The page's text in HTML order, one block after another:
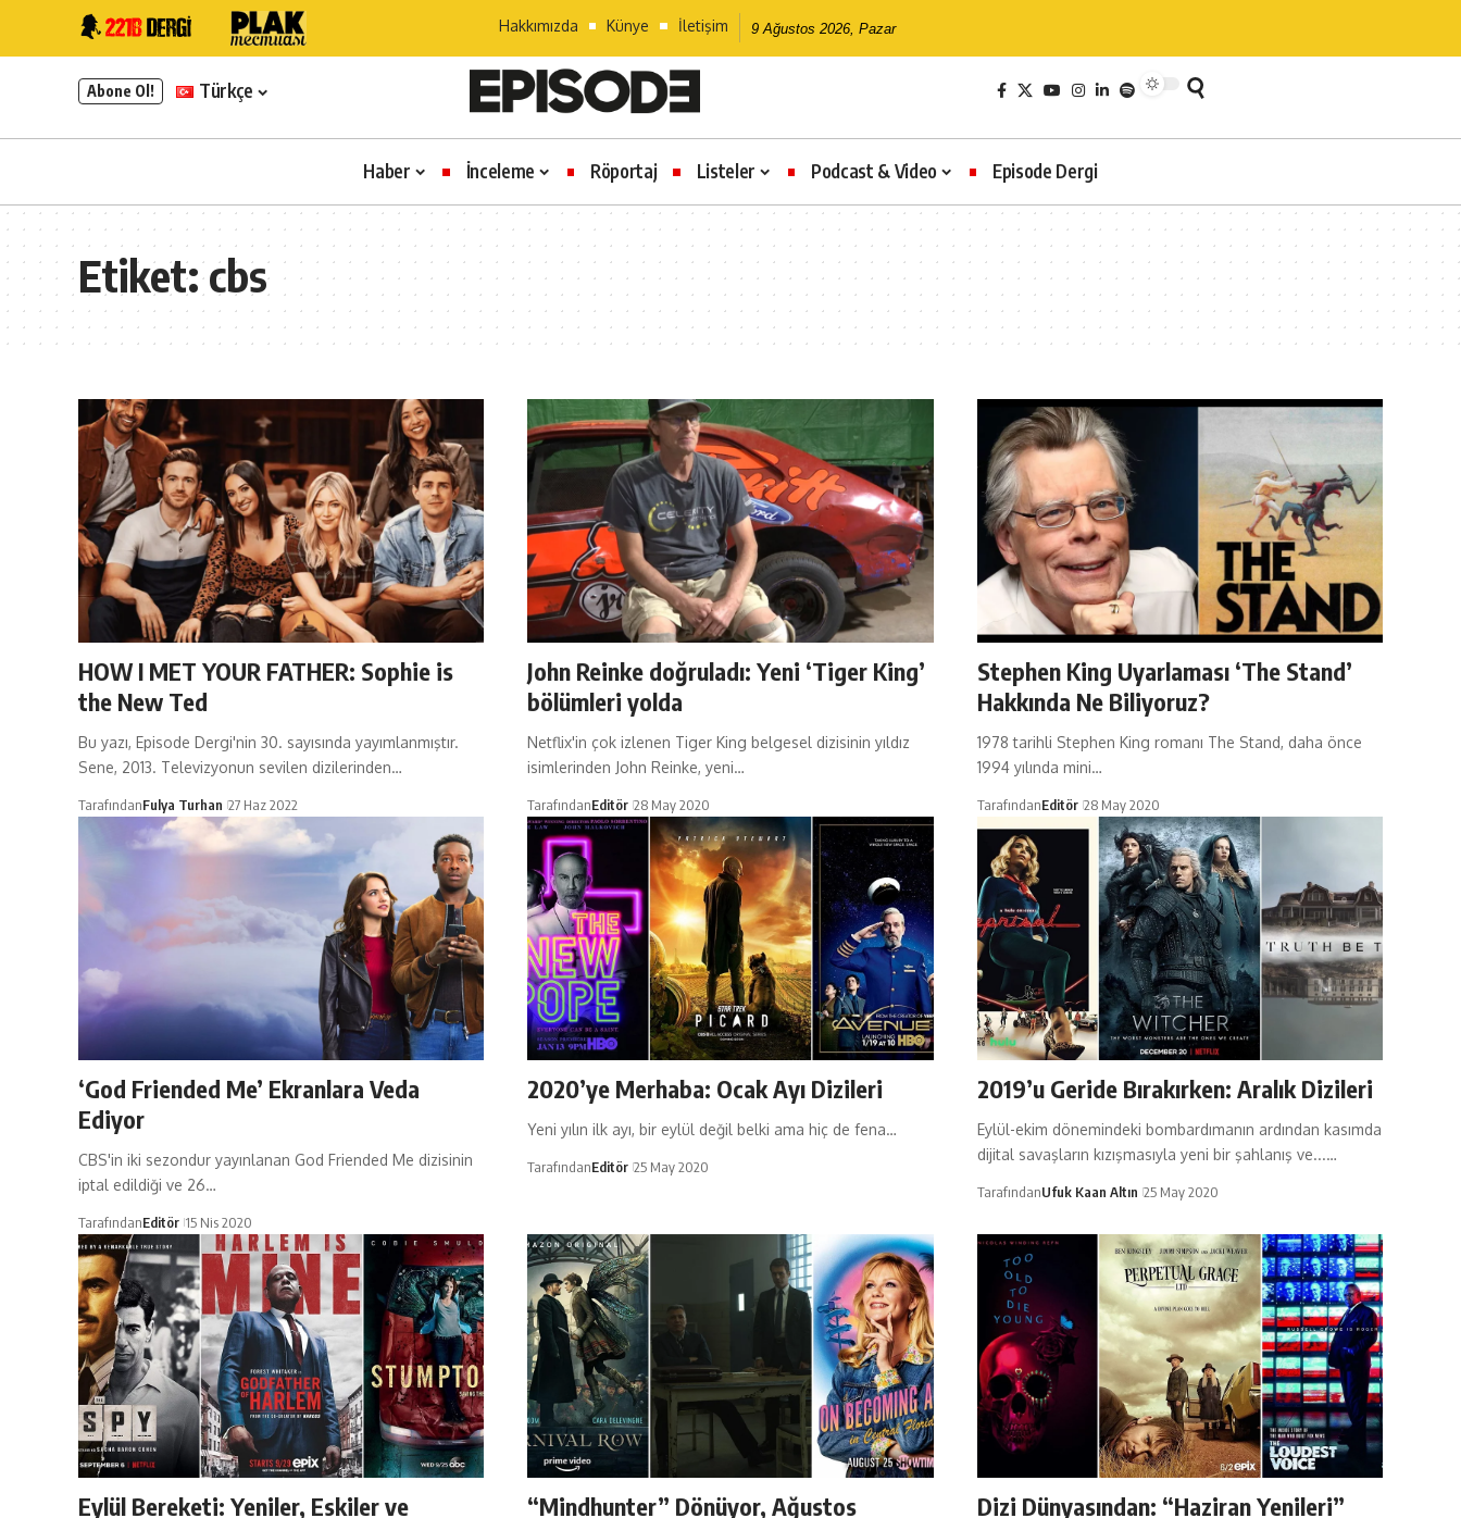
Hakkımızda Künye İletişim 9 Ağustos 2026, Pazar
Abone Ol! Türkçe
Haber İnceleme Röportaj Listeler Podcast & Video Episode Dergi
Etiket:cbs
HOW I MET YOUR FATHER: Sophie is
the New Ted
Bu yazı, Episode Dergi'nin 30. sayısında yayımlanmıştır.
Sene, 2013. Televizyonun sevilen dizilerinden…
TarafındanFulya Turhan 27 Haz 2022
John Reinke doğruladı: Yeni ‘Tiger King’
bölümleri yolda
Netflix'in çok izlenen Tiger King belgesel dizisinin yıldız
isimlerinden John Reinke, yeni…
TarafındanEditör 28 May 2020
Stephen King Uyarlaması ‘The Stand’
Hakkında Ne Biliyoruz?
1978 tarihli Stephen King romanı The Stand, daha önce
1994 yılında mini…
TarafındanEditör 28 May 2020
‘God Friended Me’ Ekranlara Veda
Ediyor
CBS'in iki sezondur yayınlanan God Friended Me dizisinin
iptal edildiği ve 26…
TarafındanEditör 15 Nis 2020
2020’ye Merhaba: Ocak Ayı Dizileri
Yeni yılın ilk ayı, bir eylül değil belki ama hiç de fena…
TarafındanEditör 25 May 2020
2019’u Geride Bırakırken: Aralık Dizileri
Eylül-ekim dönemindeki bombardımanın ardından kasımda
dijital savaşların kızışmasıyla yeni bir şahlanış ve...…
TarafındanUfuk Kaan Altın 25 May 2020
Eylül Bereketi: Yeniler, Eskiler ve
“Mindhunter” Dönüyor, Ağustos
Dizi Dünyasından: “Haziran Yenileri”